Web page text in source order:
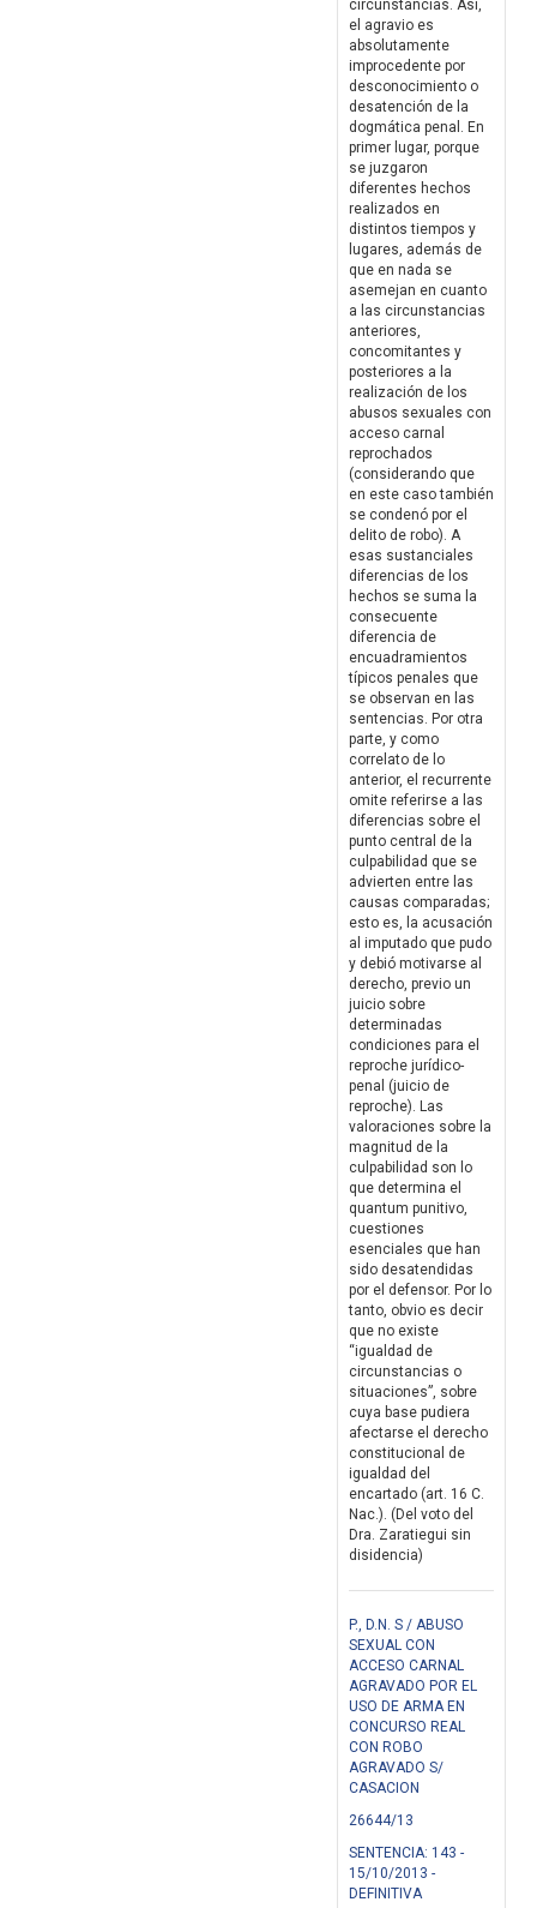
circunstancias. Así,
el agravio es
absolutamente
improcedente por
desconocimiento o
desatención de la
dogmática penal. En
primer lugar, porque
se juzgaron
diferentes hechos
realizados en
distintos tiempos y
lugares, además de
que en nada se
asemejan en cuanto
a las circunstancias
anteriores,
concomitantes y
posteriores a la
realización de los
abusos sexuales con
acceso carnal
reprochados
(considerando que
en este caso también
se condenó por el
delito de robo). A
esas sustanciales
diferencias de los
hechos se suma la
consecuente
diferencia de
encuadramientos
típicos penales que
se observan en las
sentencias. Por otra
parte, y como
correlato de lo
anterior, el recurrente
omite referirse a las
diferencias sobre el
punto central de la
culpabilidad que se
advierten entre las
causas comparadas;
esto es, la acusación
al imputado que pudo
y debió motivarse al
derecho, previo un
juicio sobre
determinadas
condiciones para el
reproche jurídico-
penal (juicio de
reproche). Las
valoraciones sobre la
magnitud de la
culpabilidad son lo
que determina el
quantum punitivo,
cuestiones
esenciales que han
sido desatendidas
por el defensor. Por lo
tanto, obvio es decir
que no existe
“igualdad de
circunstancias o
situaciones”, sobre
cuya base pudiera
afectarse el derecho
constitucional de
igualdad del
encartado (art. 16 C.
Nac.). (Del voto del
Dra. Zaratiegui sin
disidencia)
P., D.N. S / ABUSO
SEXUAL CON
ACCESO CARNAL
AGRAVADO POR EL
USO DE ARMA EN
CONCURSO REAL
CON ROBO
AGRAVADO S/
CASACION
26644/13
SENTENCIA: 143 -
15/10/2013 -
DEFINITIVA